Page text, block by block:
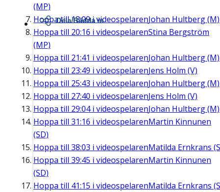
(MP)
Hoppa till18:09i videospelarenJohan Hultberg (M)
Hoppa till 20:16 i videospelarenStina Bergström
(MP)
Hoppa till 21:41 i videospelarenJohan Hultberg (M)
Hoppa till 23:49 i videospelarenJens Holm (V)
Hoppa till 25:43 i videospelarenJohan Hultberg (M)
Hoppa till 27:40 i videospelarenJens Holm (V)
Hoppa till 29:04i videospelarenJohan Hultberg (M)
Hoppa till 31:16 i videospelarenMartin Kinnunen
(SD)
Hoppa till 38:03 i videospelarenMatilda Ernkrans
Hoppa till 39:45 i videospelarenMartin Kinnunen
(SD)
Hoppa till 41:15 i videospelarenMatilda Ernkrans
Dela/Bädda in